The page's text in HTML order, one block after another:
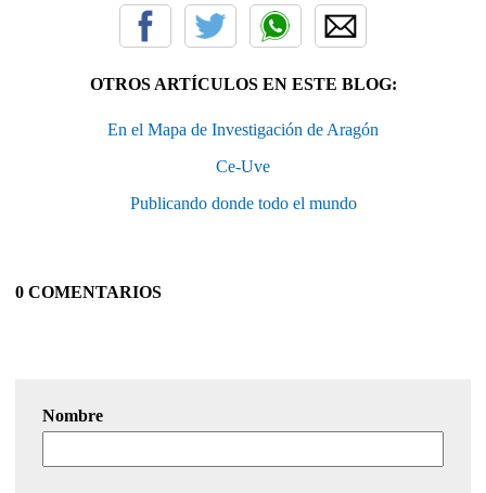
OTROS ARTÍCULOS EN ESTE BLOG:
En el Mapa de Investigación de Aragón
Ce-Uve
Publicando donde todo el mundo
0 COMENTARIOS
Nombre